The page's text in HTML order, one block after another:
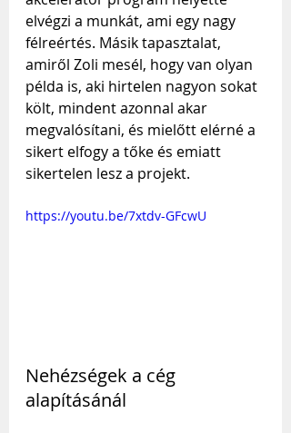
elvégzi a munkát, ami egy nagy
félreértés. Másik tapasztalat,
amiről Zoli mesél, hogy van olyan
példa is, aki hirtelen nagyon sokat
költ, mindent azonnal akar
megvalósítani, és mielőtt elérné a
sikert elfogy a tőke és emiatt
sikertelen lesz a projekt.
https://youtu.be/7xtdv-GFcwU
Nehézségek a cég
alapításánál